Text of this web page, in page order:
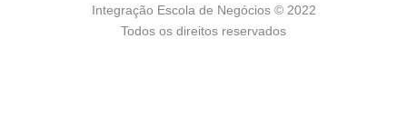
Integração Escola de Negócios © 2022
Todos os direitos reservados